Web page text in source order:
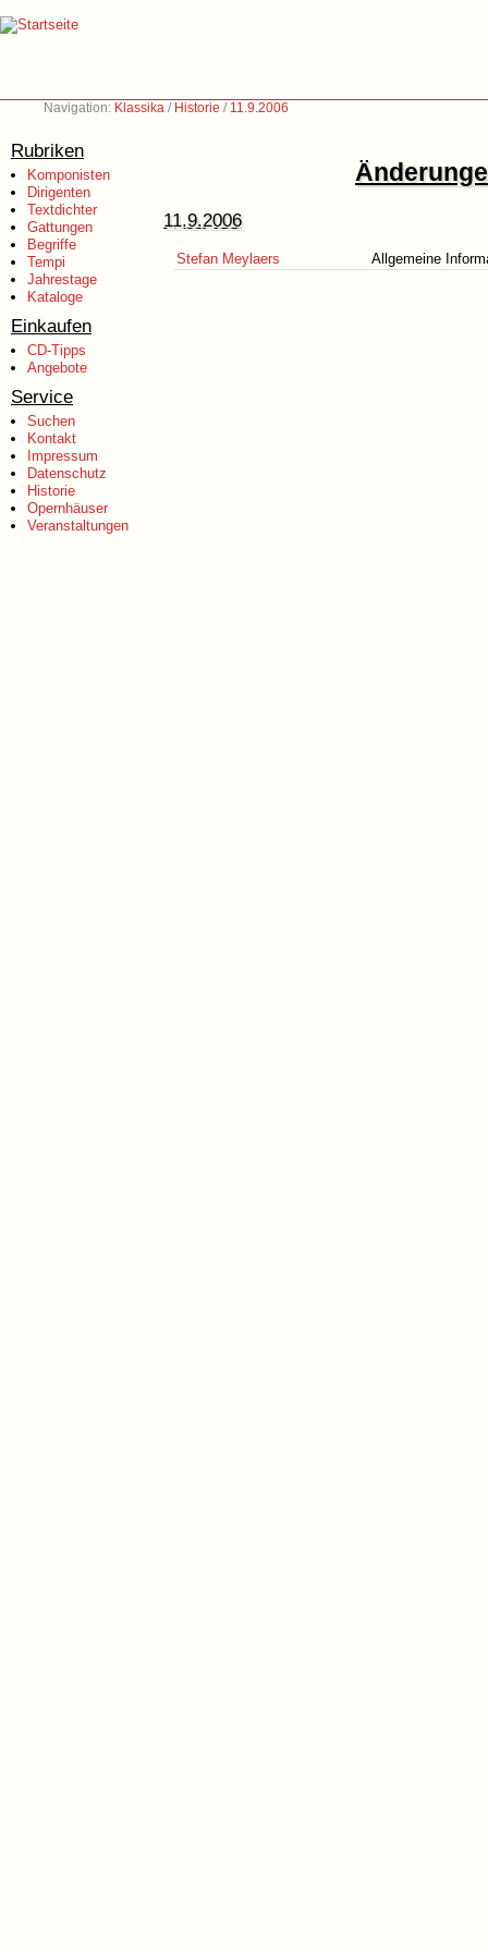
Navigation: Klassika / Historie / 11.9.2006
Rubriken
Komponisten
Dirigenten
Textdichter
Gattungen
Begriffe
Tempi
Jahrestage
Kataloge
Einkaufen
CD-Tipps
Angebote
Service
Suchen
Kontakt
Impressum
Datenschutz
Historie
Opernhäuser
Veranstaltungen
11.9.2006
Stefan Meylaers Allgemeine